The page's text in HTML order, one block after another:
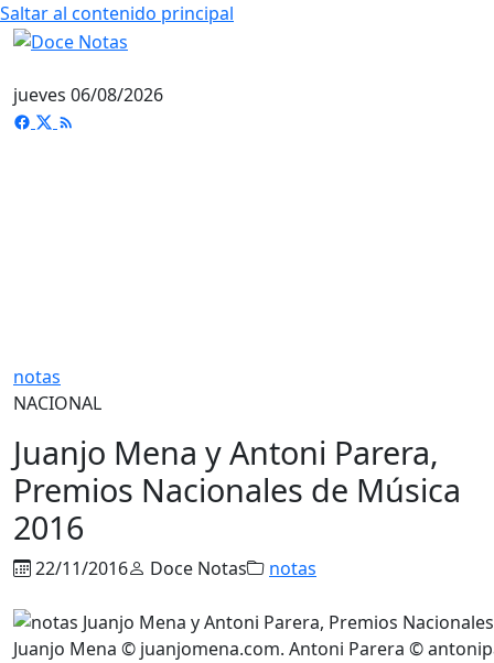
Saltar al contenido principal
jueves 06/08/2026
notas
NACIONAL
Juanjo Mena y Antoni Parera,
Premios Nacionales de Música
2016
22/11/2016 Doce Notas notas
Juanjo Mena © juanjomena.com. Antoni Parera ©